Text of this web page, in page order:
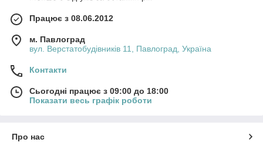
Працює з 08.06.2012
м. Павлоград
вул. Верстатобудівників 11, Павлоград, Україна
Контакти
Сьогодні працює з 09:00 до 18:00
Показати весь графік роботи
Про нас